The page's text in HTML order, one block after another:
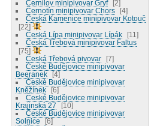
Černilov minipivovar Gryf
2
Černotín minipivovar Chors
4
Česká Kamenice minipivovar Kotouč
22
Česká Lípa minipivovar Lípák
11
Česká Třebová minipivovar Faltus
75
Česká Třebová pivovar
7
České Budějovice minipivovar
Beeranek
4
České Budějovice minipivovar
Kněžínek
6
České Budějovice minipivovar
Krajinská 27
10
České Budějovice minipivovar
Solnice
6